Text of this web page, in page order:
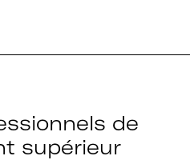
de
supérieur